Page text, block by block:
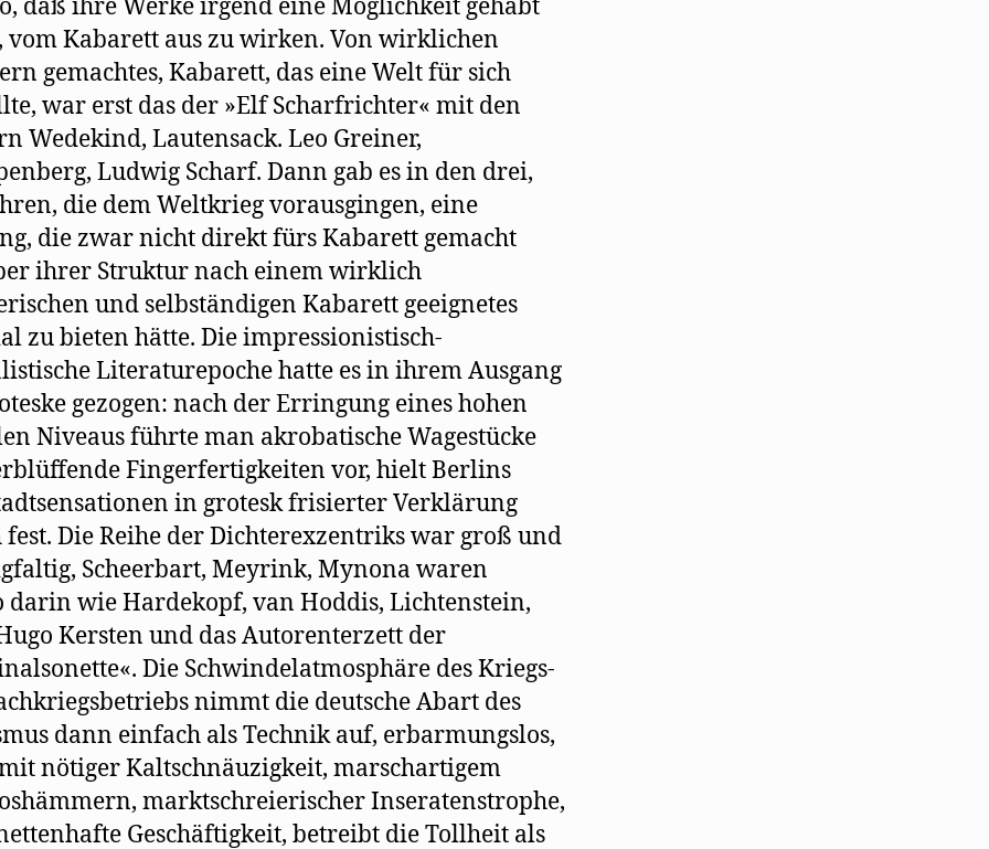
daß ihre Werke irgend eine Möglichkeit gehabt
vom Kabarett aus zu wirken. Von wirklichen
gemachtes, Kabarett, das eine Welt für sich
war erst das der »Elf Scharfrichter« mit den
Wedekind, Lautensack. Leo Greiner,
Ludwig Scharf. Dann gab es in den drei,
die dem Weltkrieg vorausgingen, eine
die zwar nicht direkt fürs Kabarett gemacht
ihrer Struktur nach einem wirklich
und selbständigen Kabarett geeignetes
zu bieten hätte. Die impressionistisch-
Literaturepoche hatte es in ihrem Ausgang
gezogen: nach der Erringung eines hohen
Niveaus führte man akrobatische Wagestücke
Fingerfertigkeiten vor, hielt Berlins
in grotesk frisierter Verklärung
Die Reihe der Dichterexzentriks war groß und
Scheerbart, Meyrink, Mynona waren
darin wie Hardekopf, van Hoddis, Lichtenstein,
Kersten und das Autorenterzett der
Die Schwindelatmosphäre des Kriegs-
nimmt die deutsche Abart des
dann einfach als Technik auf, erbarmungslos,
nötiger Kaltschnäuzigkeit, marschartigem
marktschreierischer Inseratenstrophe,
Geschäftigkeit, betreibt die Tollheit als